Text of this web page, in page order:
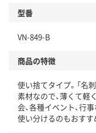
型番
VN-849-B
商品の特徴
使い捨てタイプ。「名
素材なので、薄くて軽
会、各種イベント、行
使い分けるのもおすす